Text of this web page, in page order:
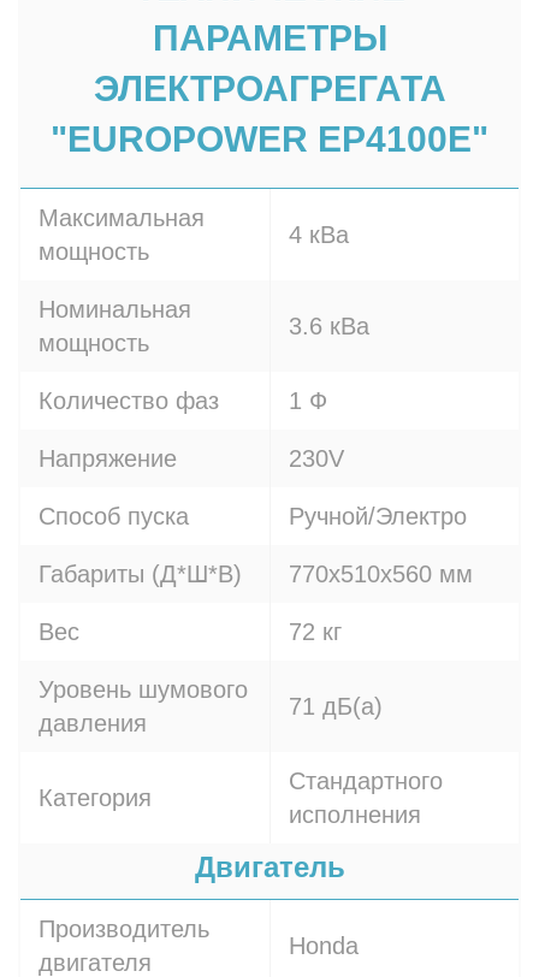
ПАРАМЕТРЫ
ЭЛЕКТРОАГРЕГАТА
"EUROPOWER EP4100E"
Максимальная
мощность
4 кВа
Номинальная
мощность
3.6 кВа
Количество фаз 1 Ф
Напряжение 230V
Способ пуска Ручной/Электро
Габариты (Д*Ш*В) 770х510х560 мм
Вес 72 кг
Уровень шумового
давления
71 дБ(а)
Категория
Стандартного
исполнения
Двигатель
Производитель
двигателя
Honda